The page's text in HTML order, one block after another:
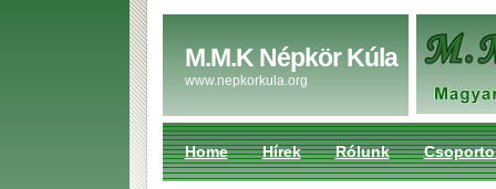
M.M.K Népkör Kúla
www.nepkorkula.org
Home Hírek Rólunk